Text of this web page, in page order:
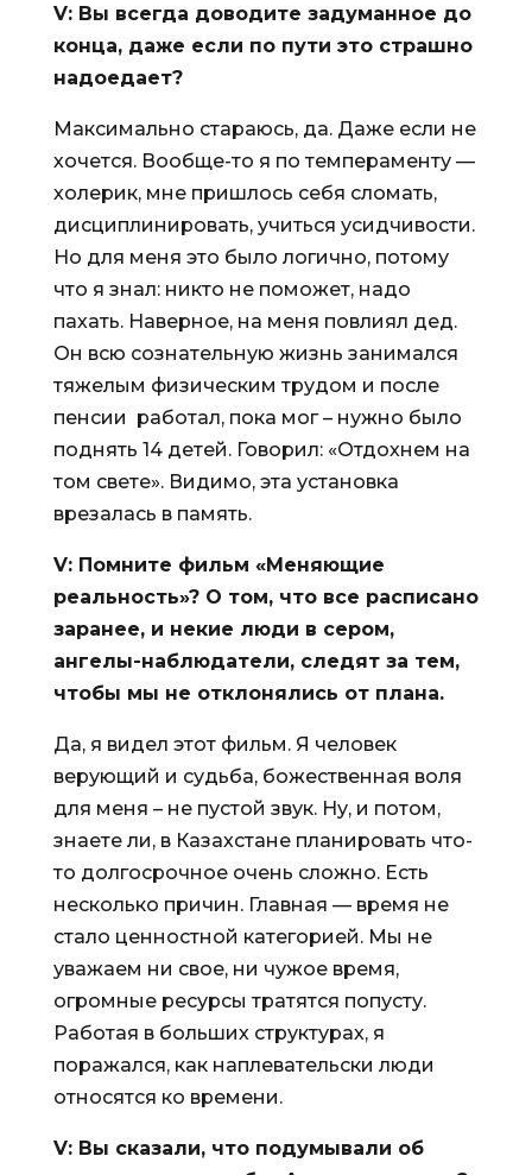
V: Вы всегда доводите задуманное до
конца, даже если по пути это страшно
надоедает?
Максимально стараюсь, да. Даже если не
хочется. Вообще-то я по темпераменту —
холерик, мне пришлось себя сломать,
дисциплинировать, учиться усидчивости.
Но для меня это было логично, потому
что я знал: никто не поможет, надо
пахать. Наверное, на меня повлиял дед.
Он всю сознательную жизнь занимался
тяжелым физическим трудом и после
пенсии работал, пока мог – нужно было
поднять 14 детей. Говорил: «Отдохнем на
том свете». Видимо, эта установка
врезалась в память.
V: Помните фильм «Меняющие
реальность»? О том, что все расписано
заранее, и некие люди в сером,
ангелы-наблюдатели, следят за тем,
чтобы мы не отклонялись от плана.
Да, я видел этот фильм. Я человек
верующий и судьба, божественная воля
для меня – не пустой звук. Ну, и потом,
знаете ли, в Казахстане планировать что-
то долгосрочное очень сложно. Есть
несколько причин. Главная — время не
стало ценностной категорией. Мы не
уважаем ни свое, ни чужое время,
огромные ресурсы тратятся попусту.
Работая в больших структурах, я
поражался, как наплевательски люди
относятся ко времени.
V: Вы сказали, что подумывали об